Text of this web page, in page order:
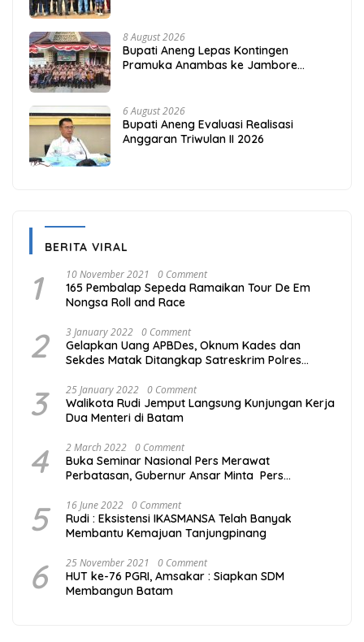
8 August 2026
Bupati Aneng Lepas Kontingen
Pramuka Anambas ke Jambore
6 August 2026
Bupati Aneng Evaluasi Realisasi
Anggaran Triwulan II 2026
BERITA VIRAL
1 10 November 2021 0 Comment
165 Pembalap Sepeda Ramaikan Tour De Em
Nongsa Roll and Race
2 3 January 2022 0 Comment
Gelapkan Uang APBDes, Oknum Kades dan
Sekdes Matak Ditangkap Satreskrim Polres
3 25 January 2022 0 Comment
Walikota Rudi Jemput Langsung Kunjungan Kerja
Dua Menteri di Batam
4 2 March 2022 0 Comment
Buka Seminar Nasional Pers Merawat
Perbatasan, Gubernur Ansar Minta Pers
5 16 June 2022 0 Comment
Rudi : Eksistensi IKASMANSA Telah Banyak
Membantu Kemajuan Tanjungpinang
6 25 November 2021 0 Comment
HUT ke-76 PGRI, Amsakar : Siapkan SDM
Membangun Batam